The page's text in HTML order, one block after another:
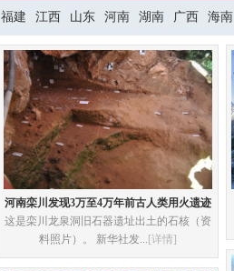
福建 江西 山东 河南 湖南 广西 海南
河南栾川发现3万至4万年前古人类用火遗迹
这是栾川龙泉洞旧石器遗址出土的石核（资
料照片）。 新华社发...
[详情]